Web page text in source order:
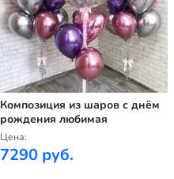
Композиция из шаров с днём
рождения любимая
Цена:
7290 руб.